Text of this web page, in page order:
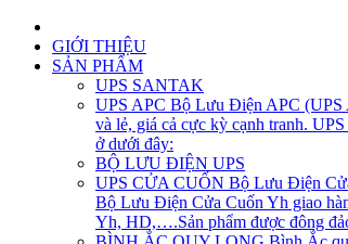
GIỚI THIỆU
SẢN PHẨM
UPS SANTAK
UPS APC Bộ Lưu Điện APC (UPS
và lẻ, giá cả cực kỳ cạnh tranh.
ở dưới đây:
BỘ LƯU ĐIỆN UPS
UPS CỬA CUỐN Bộ Lưu Điện
Bộ Lưu Điện Cửa Cuốn Yh giao
Yh, HD,….Sản phẩm được đông